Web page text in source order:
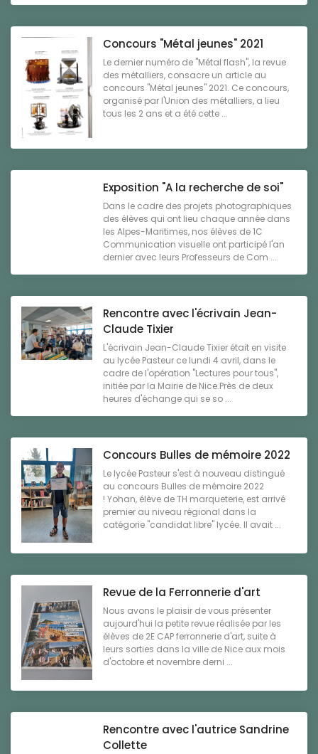
Concours "Métal jeunes" 2021
Le dernier numéro de "Métal flash", la revue
des métalliers, consacre un article au
concours "Métal jeunes" 2021. Ce concours,
organisé par l'Union des métalliers, a lieu
tous les 2 ans et a été cette ...
Exposition "A la recherche de soi"
Dans le cadre des projets photographiques
des élèves qui ont lieu chaque année dans
les Alpes-Maritimes, nos élèves de 1C
Communication visuelle ont participé l'an
dernier avec leurs Professeurs de Com ...
Rencontre avec l'écrivain Jean-
Claude Tixier
L'écrivain Jean-Claude Tixier était en visite
au lycée Pasteur ce lundi 4 avril, dans le
cadre de l'opération "Lectures pour tous",
initiée par la Mairie de Nice.Près de deux
heures d'échange qui se so ...
Concours Bulles de mémoire 2022
Le lycée Pasteur s'est à nouveau distingué
au concours Bulles de mémoire 2022
! Yohan, élève de TH marqueterie, est arrivé
premier au niveau régional dans la
catégorie "candidat libre" lycée. Il avait ...
Revue de la Ferronnerie d'art
Nous avons le plaisir de vous présenter
aujourd'hui la petite revue réalisée par les
élèves de 2E CAP ferronnerie d'art, suite à
leurs sorties dans la ville de Nice aux mois
d'octobre et novembre derni ...
Rencontre avec l'autrice Sandrine
Collette